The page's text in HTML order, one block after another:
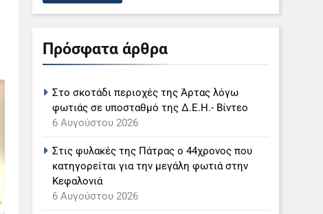
Πρόσφατα άρθρα
Στο σκοτάδι περιοχές της Άρτας λόγω
φωτιάς σε υποσταθμό της Δ.Ε.Η.- Βίντεο
6 Αυγούστου 2026
Στις φυλακές της Πάτρας ο 44χρονος που
κατηγορείται για την μεγάλη φωτιά στην
Κεφαλονιά
6 Αυγούστου 2026